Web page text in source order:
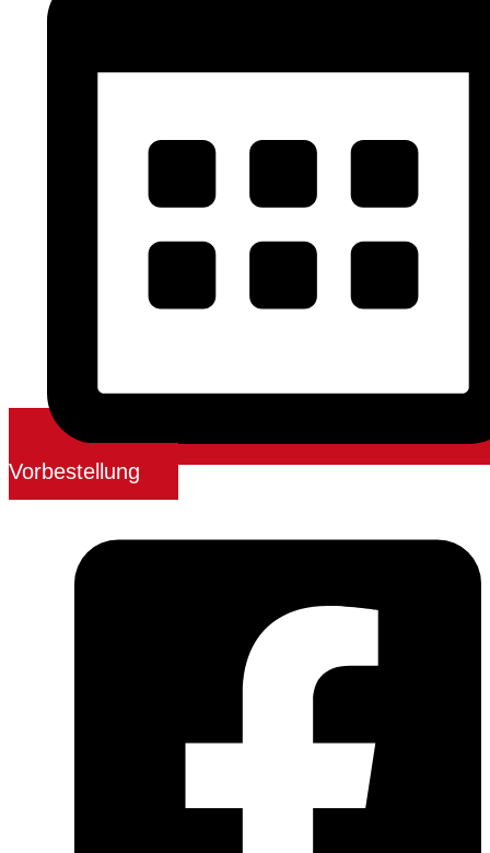
Vorbestellung